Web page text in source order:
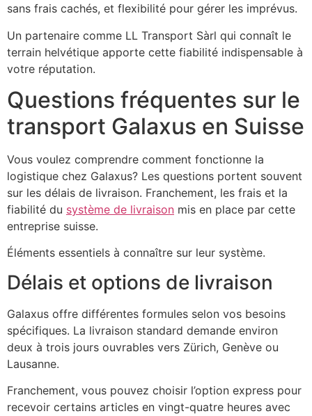
sans frais cachés, et flexibilité pour gérer les imprévus.
Un partenaire comme LL Transport Sàrl qui connaît le
terrain helvétique apporte cette fiabilité indispensable à
votre réputation.
Questions fréquentes sur le
transport Galaxus en Suisse
Vous voulez comprendre comment fonctionne la
logistique chez Galaxus? Les questions portent souvent
sur les délais de livraison. Franchement, les frais et la
fiabilité du système de livraison mis en place par cette
entreprise suisse.
Éléments essentiels à connaître sur leur système.
Délais et options de livraison
Galaxus offre différentes formules selon vos besoins
spécifiques. La livraison standard demande environ
deux à trois jours ouvrables vers Zürich, Genève ou
Lausanne.
Franchement, vous pouvez choisir l’option express pour
recevoir certains articles en vingt-quatre heures avec